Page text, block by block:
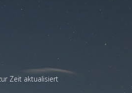
Zeit aktualisiert